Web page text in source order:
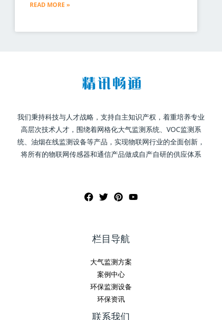
READ MORE »
我们秉持科技与人才战略，支持自主知识产权，着重培养专业
高层次技术人才，围绕着网格化大气监测系统、VOC监测系
统、油烟在线监测设备等产品，实现物联网行业的全面创新，
将所有的物联网传感器和通信产品做成自产自研的供应体系
栏目导航
大气监测方案
案例中心
环保监测设备
环保资讯
联系我们